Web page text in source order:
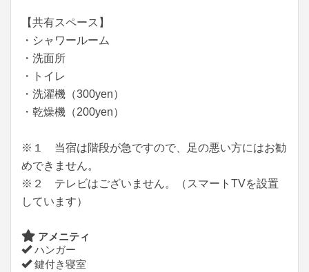
【共有スペース】
・シャワールーム
・洗面所
・トイレ
・洗濯機（300yen）
・乾燥機（200yen）
※１ 当宿は階段が急ですので、足の悪い方にはお勧
めできません。
※２ テレビはございません。（スマートTVを設置
しています）
アメニティ
ハンガー
鍵付き寝室